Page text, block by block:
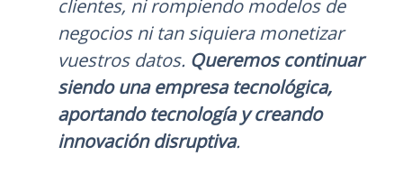
clientes, ni rompiendo modelos de
negocios ni tan siquiera monetizar
vuestros datos. Queremos continuar
siendo una empresa tecnológica,
aportando tecnología y creando
innovación disruptiva.